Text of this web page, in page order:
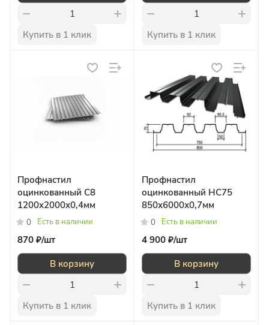
Купить в 1 клик Купить в 1 клик
Профнастил
оцинкованный С8
1200x2000x0,4мм
0 Есть в наличии
870 ₽/шт
В корзину
Купить в 1 клик
Профнастил
оцинкованный НС75
850x6000х0,7мм
0 Есть в наличии
4 900 ₽/шт
В корзину
Купить в 1 клик